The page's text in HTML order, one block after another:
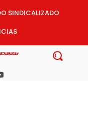
SINDICALIZADO